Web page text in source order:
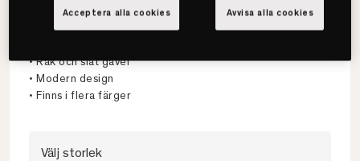
Hästens
Ebbe Sänggavel
• Rak och slät gavel
• Modern design
• Finns i flera färger
Välj storlek
Avvisa alla cookies
Acceptera alla cookies